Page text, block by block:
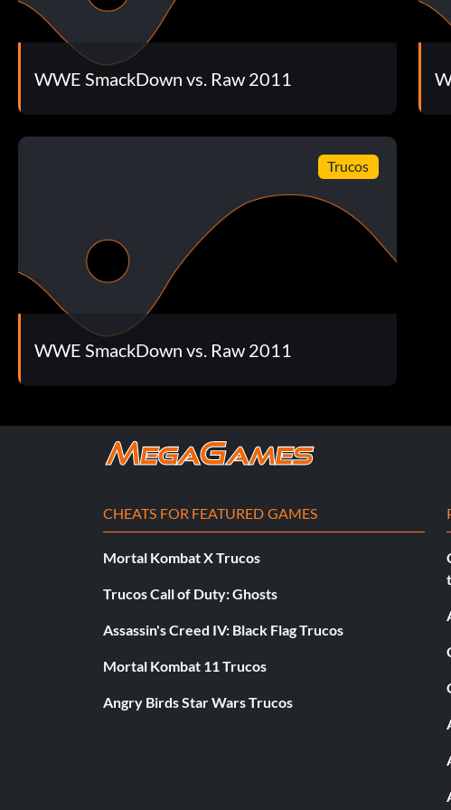
Goldust - Gana 10 combates individuales en RAW en el Universo
Jake "The Snake" Roberts - Derrota a Jake en la semana 9 de VS.
Mickie James - Gana 5 combates individuales solo para Divas en
Mike Knox - Gana 5 combates individuales en SmackDown en el
Mr. McMahon - Wrestlemania Challenge Match completo con John
Paul Bearer (Manager) - Completo VS. Undertaker RTWM Storyline
Ricky "The Dragon" Steamboat - Wrestlemania Challenge Match
Rob Van Dam - Completa el RTWM de Rey Mysterio con él puesto
Shelton Benjamin - Gana 10 combates individuales en
Terry Funk - Wrestlemania Challenge Match completo con Rey
The Bella Twins - Gana el Campeonato Femenino o de Divas en
The Rock - Completar Wrestlemania Challenge Match en VS.
Vladimir Koslov - Gana 1 combate individual en RAW en el
William Regal - Gana 10 combates uno contra uno en WWE
Yoshi Tatsu - Gana combates individuales en RAW en el Universo
WWE SmackDown vs. Raw 2011
Trucos
WWE SmackDown vs. Raw 2011
CHEATS FOR FEATURED GAMES
Mortal Kombat X Trucos
Trucos Call of Duty: Ghosts
Assassin's Creed IV: Black Flag Trucos
Mortal Kombat 11 Trucos
Angry Birds Star Wars Trucos